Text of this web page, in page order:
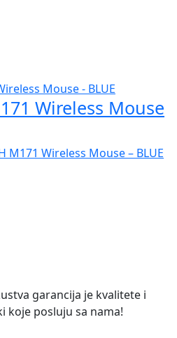
Wireless Mouse
M171 Wireless Mouse – BLUE
garancija je kvalitete i
koje posluju sa nama!